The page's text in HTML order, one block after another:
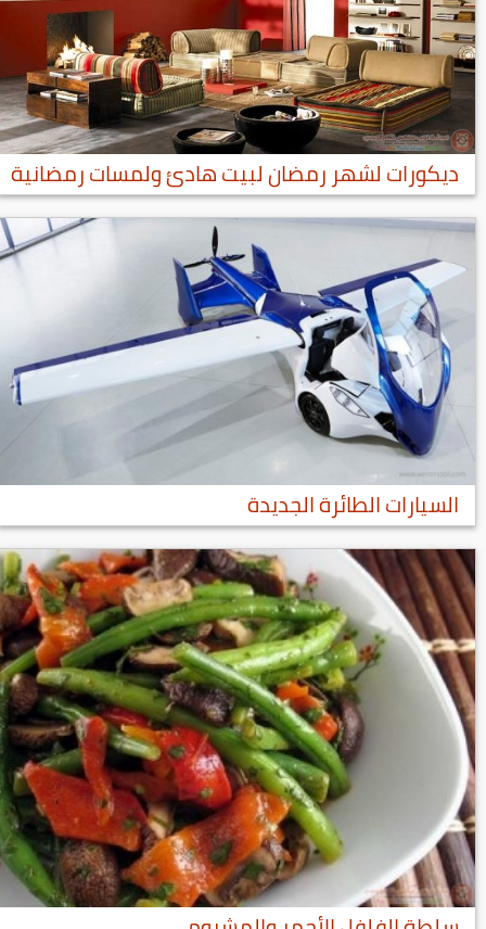
ديكورات لشهر رمضان لبيت هادئ ولمسات رمضانية
السيارات الطائرة الجديدة